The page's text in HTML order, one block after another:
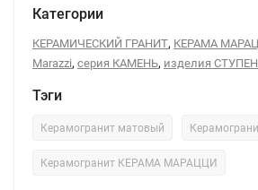
Категории
КЕРАМИЧЕСКИЙ ГРАНИТ, КЕРАМА
Marazzi, серия КАМЕНЬ, изделия
Тэги
Керамогранит матовый
Керамогранит КЕРАМА МАРАЦЦИ